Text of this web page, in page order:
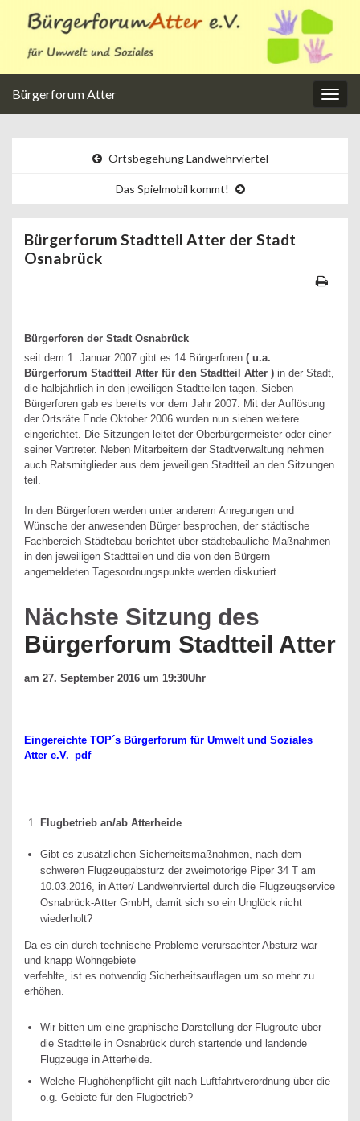
Bürgerforum Atter
Ortsbegehung Landwehrviertel
Das Spielmobil kommt!
Bürgerforum Stadtteil Atter der Stadt
Osnabrück
Bürgerforen der Stadt Osnabrück
seit dem 1. Januar 2007 gibt es 14 Bürgerforen ( u.a.
Bürgerforum Stadtteil Atter für den Stadtteil Atter ) in der Stadt,
die halbjährlich in den jeweiligen Stadtteilen tagen. Sieben
Bürgerforen gab es bereits vor dem Jahr 2007. Mit der Auflösung
der Ortsräte Ende Oktober 2006 wurden nun sieben weitere
eingerichtet. Die Sitzungen leitet der Oberbürgermeister oder einer
seiner Vertreter. Neben Mitarbeitern der Stadtverwaltung nehmen
auch Ratsmitglieder aus dem jeweiligen Stadtteil an den Sitzungen
teil.
In den Bürgerforen werden unter anderem Anregungen und
Wünsche der anwesenden Bürger besprochen, der städtische
Fachbereich Städtebau berichtet über städtebauliche Maßnahmen
in den jeweiligen Stadtteilen und die von den Bürgern
angemeldeten Tagesordnungspunkte werden diskutiert.
Nächste Sitzung des
Bürgerforum Stadtteil Atter
am 27. September 2016 um 19:30Uhr
Eingereichte TOP´s Bürgerforum für Umwelt und Soziales
Atter e.V._pdf
Flugbetrieb an/ab Atterheide
Gibt es zusätzlichen Sicherheitsmaßnahmen, nach dem
schweren Flugzeugabsturz der zweimotorige Piper 34 T am
10.03.2016, in Atter/ Landwehrviertel durch die Flugzeugservice
Osnabrück-Atter GmbH, damit sich so ein Unglück nicht
wiederholt?
Da es ein durch technische Probleme verursachter Absturz war
und knapp Wohngebiete
verfehlte, ist es notwendig Sicherheitsauflagen um so mehr zu
erhöhen.
Wir bitten um eine graphische Darstellung der Flugroute über
die Stadtteile in Osnabrück durch startende und landende
Flugzeuge in Atterheide.
Welche Flughöhenpflicht gilt nach Luftfahrtverordnung über die
o.g. Gebiete für den Flugbetrieb?